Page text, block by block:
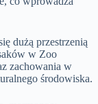
dużą przestrzenią
w Zoo
zachowania w
środowiska.